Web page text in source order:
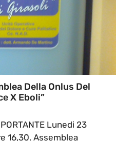
Della Onlus Del
X Eboli”
Lunedi 23
16,30. Assemblea